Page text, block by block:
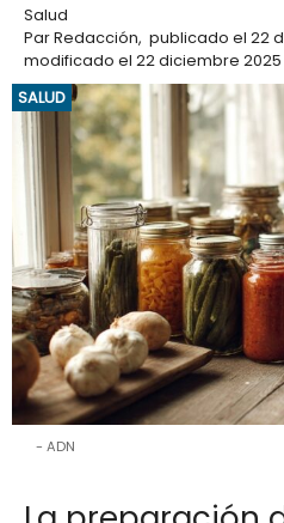
Salud
ParRedacción, publicado el 22
modificado el 22 diciembre 2025
SALUD
ADN